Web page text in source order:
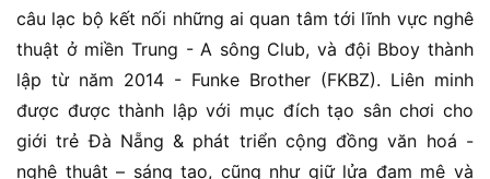
câu lạc bộ kết nối những ai quan tâm tới lĩnh vực nghê
thuật ở miền Trung - A sông Club, và đội Bboy thành
lập từ năm 2014 - Funke Brother (FKBZ). Liên minh
được được thành lập với mục đích tạo sân chơi cho
giới trẻ Đà Nẵng & phát triển cộng đồng văn hoá -
nghệ thuật – sáng tạo, cũng như giữ lửa đam mê và